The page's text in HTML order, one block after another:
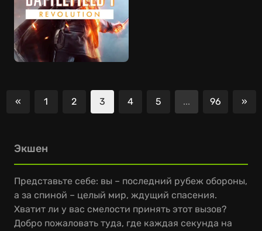
«
Предыдущий
1 2 3 4 5 ... 96 »
Экшен
Представьте себе: вы – последний рубеж обороны,
а за спиной – целый мир, ждущий спасения.
Хватит ли у вас смелости принять этот вызов?
Добро пожаловать туда, где каждая секунда на